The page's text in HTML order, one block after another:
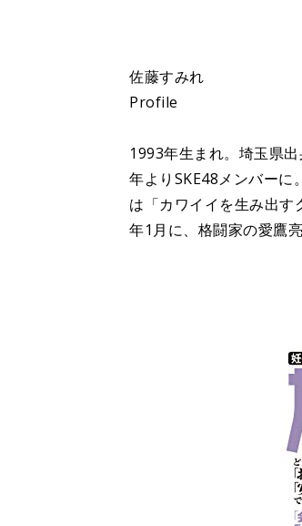
佐藤すみれ
Profile
1993年生まれ。埼玉県
年よりSKE48メンバーに
は「カワイイを生み出す
年1月に、格闘家の愛鷹